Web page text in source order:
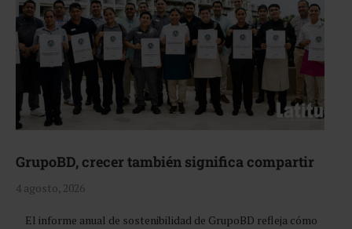
GrupoBD, crecer también significa compartir
4 agosto, 2026
El informe anual de sostenibilidad de GrupoBD refleja cómo